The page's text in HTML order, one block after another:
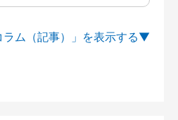
ム（記事）」を